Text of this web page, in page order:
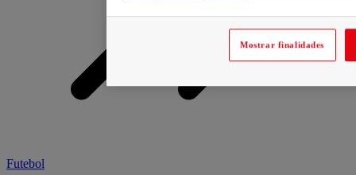
Futebol
Mostrar finalidades